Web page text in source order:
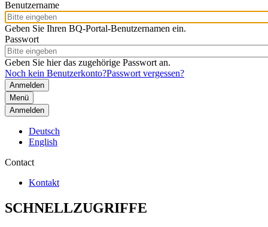
Benutzername
Geben Sie Ihren BQ-Portal-Benutzernamen ein.
Passwort
Geben Sie hier das zugehörige Passwort an.
Noch kein Benutzerkonto?Passwort vergessen?
Menü
Anmelden
Deutsch
English
Contact
Kontakt
SCHNELLZUGRIFFE